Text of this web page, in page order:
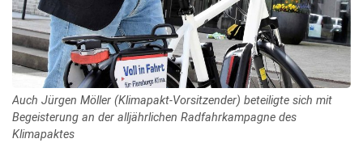
Auch Jürgen Möller (Klimapakt-Vorsitzender) beteiligte sich mit
Begeisterung an der alljährlichen Radfahrkampagne des
Klimapaktes